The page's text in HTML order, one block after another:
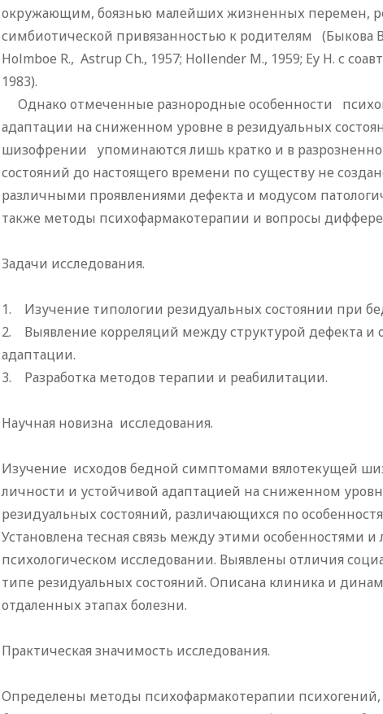
окружающим, боязнью малейших жизненных перемен,
симбиотической привязанностью к родителям (Быкова
Holmboe R., Astrup Ch., 1957; Hollender M., 1959; Ey H. с
1983).
Однако отмеченные разнородные особенности
адаптации на сниженном уровне в резидуальных
шизофрении упоминаются лишь кратко и в
состояний до настоящего времени по существу не
различными проявлениями дефекта и модусом
также методы психофармакотерапии и вопросы
Задачи исследования.
1. Изучение типологии резидуальных состоянии при
2. Выявление корреляций между структурой дефекта
адаптации.
3. Разработка методов терапии и реабилитации.
Научная новизна исследования.
Изучение исходов бедной симптомами вялотекущей
личности и устойчивой адаптацией на сниженном
резидуальных состояний, различающихся по
Установлена тесная связь между этими особенностями
психологическом исследовании. Выявлены отличия
типе резидуальных состояний. Описана клиника и
отдаленных этапах болезни.
Практическая значимость исследования.
Определены методы психофармакотерапии